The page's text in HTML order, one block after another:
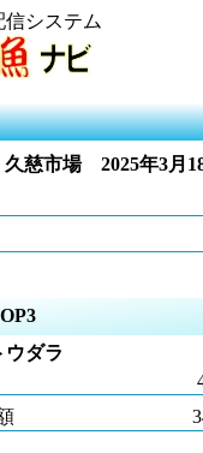
システム
久慈市場
2025年3月
ウダラ